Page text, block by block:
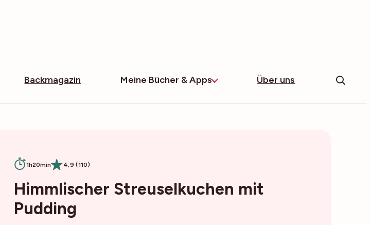
Backmagazin Meine Bücher & Apps Über uns
1h20min 4,9 (110)
Himmlischer Streuselkuchen mit
Pudding